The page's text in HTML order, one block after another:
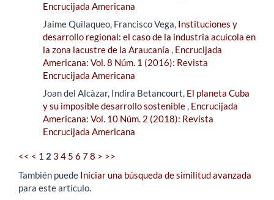
Encrucijada Americana
Jaime Quilaqueo, Francisco Vega, Instituciones y
desarrollo regional: el caso de la industria acuícola en
la zona lacustre de la Araucanía , Encrucijada
Americana: Vol. 8 Núm. 1 (2016): Revista
Encrucijada Americana
Joan del Alcàzar, Indira Betancourt, El planeta Cuba
y su imposible desarrollo sostenible, Encrucijada
Americana: Vol. 10 Núm. 2 (2018): Revista
Encrucijada Americana
<< < 1 2 3 4 5 6 78 > >>
También puede Iniciar una búsqueda de similitud avanzada
para este artículo.